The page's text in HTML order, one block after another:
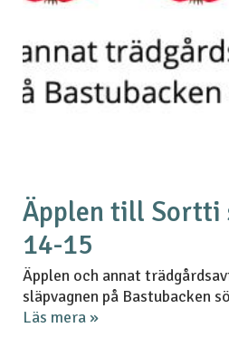
Äpplen till Sortti
14-15
Äpplen och annat
släpvagnen på Bastubacken
Läs mera »